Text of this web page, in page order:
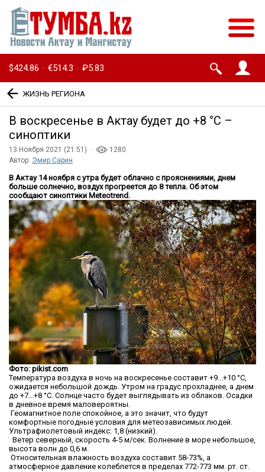
$424.86 · €514.3 · ₽5.83
ЖИЗНЬ РЕГИОНА
В воскресенье в Актау будет до +8 °C –
синоптики
13 Ноября 2021 (21:51) ·
1280
Автор: Эмир Сарин
В Актау 14 ноября с утра будет облачно с прояснениями, днем
больше солнечно, воздух прогреется до 8 тепла. Об этом
сообщают синоптики Meteotrend.
Фото: pikist.com
Температура воздуха в ночь на воскресенье составит +9...+10 °C,
ожидается небольшой дождь. Утром на градус прохладнее, а днем
до +7...+8 °C. Солнце часто будет выглядывать из облаков. Осадки
в дневное время маловероятны.
Геомагнитное поле спокойное, а это значит, что будут
комфортные погодные условия для метеозависимых людей.
Ультрафиолетовый индекс: 1,8 (низкий).
Ветер северный, скорость 4-5 м/сек. Волнение в море небольшое,
высота волн до 0,6 м.
Относительная влажность воздуха составит 58-73%, а
атмосферное давление колеблется в пределах 772-773 мм. рт. ст.